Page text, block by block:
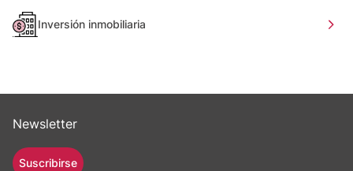
Inversión inmobiliaria
Newsletter
Suscribirse